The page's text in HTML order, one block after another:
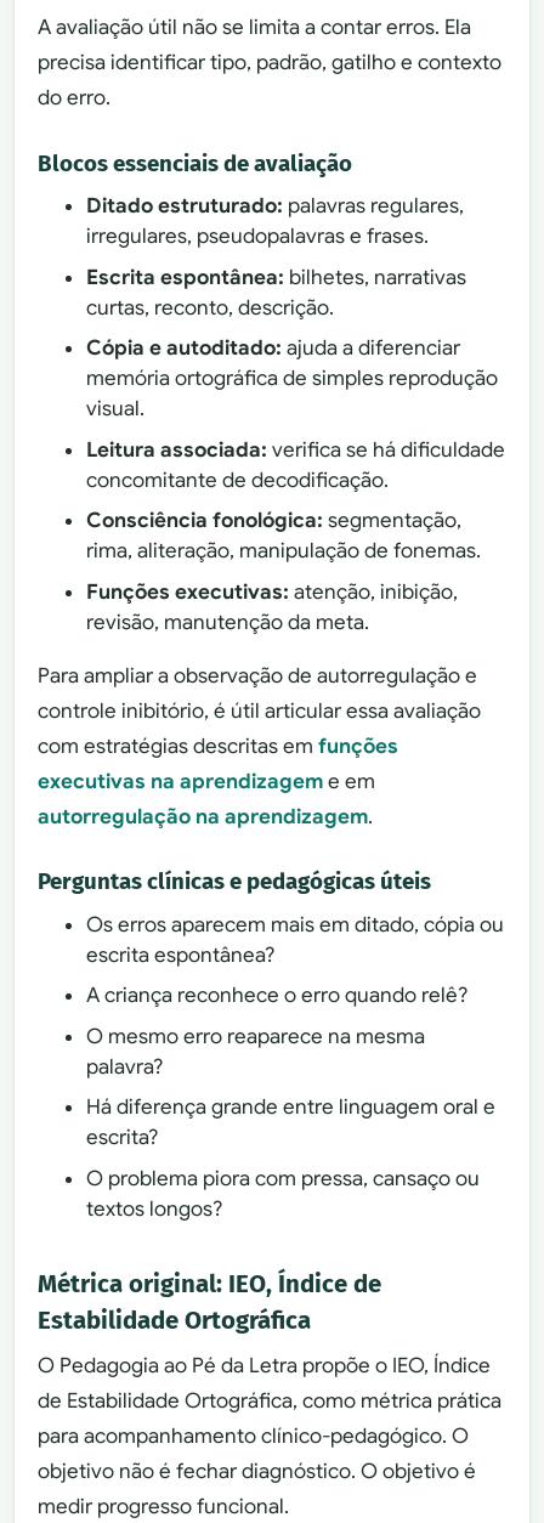
A avaliação útil não se limita a contar erros. Ela
precisa identificar tipo, padrão, gatilho e contexto
do erro.
Blocos essenciais de avaliação
Ditado estruturado: palavras regulares,
irregulares, pseudopalavras e frases.
Escrita espontânea: bilhetes, narrativas
curtas, reconto, descrição.
Cópia e autoditado: ajuda a diferenciar
memória ortográfica de simples reprodução
visual.
Leitura associada: verifica se há dificuldade
concomitante de decodificação.
Consciência fonológica: segmentação,
rima, aliteração, manipulação de fonemas.
Funções executivas: atenção, inibição,
revisão, manutenção da meta.
Para ampliar a observação de autorregulação e
controle inibitório, é útil articular essa avaliação
com estratégias descritas emfunções
executivas na aprendizageme em
autorregulação na aprendizagem.
Perguntas clínicas e pedagógicas úteis
Os erros aparecem mais em ditado, cópia ou
escrita espontânea?
A criança reconhece o erro quando relê?
O mesmo erro reaparece na mesma
palavra?
Há diferença grande entre linguagem oral e
escrita?
O problema piora com pressa, cansaço ou
textos longos?
Métrica original: IEO, Índice de
Estabilidade Ortográfica
O Pedagogia ao Pé da Letra propõe o IEO, Índice
de Estabilidade Ortográfica, como métrica prática
para acompanhamento clínico-pedagógico. O
objetivo não é fechar diagnóstico. O objetivo é
medir progresso funcional.